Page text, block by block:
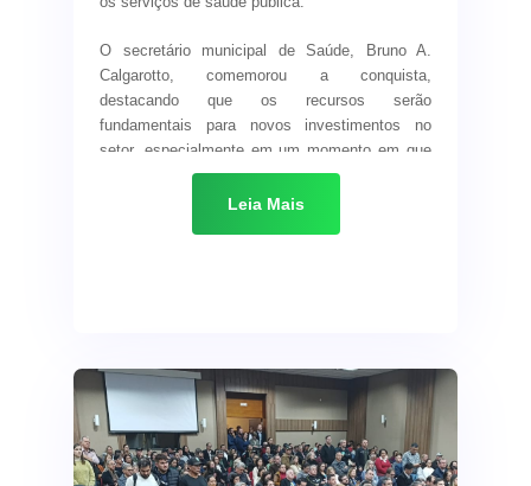
O secretário municipal de Saúde, Bruno A.
Calgarotto, comemorou a conquista,
destacando que os recursos serão
fundamentais para novos investimentos no
setor, especialmente em um momento em que
os municípios enfrentam desafios crescentes
para manter e ampliar a oferta de atendimentos
serviços prestados aos nossos cidadãos”,
afirmou Calgarotto.
A entrega simbólica da emenda contou com a
presença do prefeito Paulo Roberto
Leia Mais